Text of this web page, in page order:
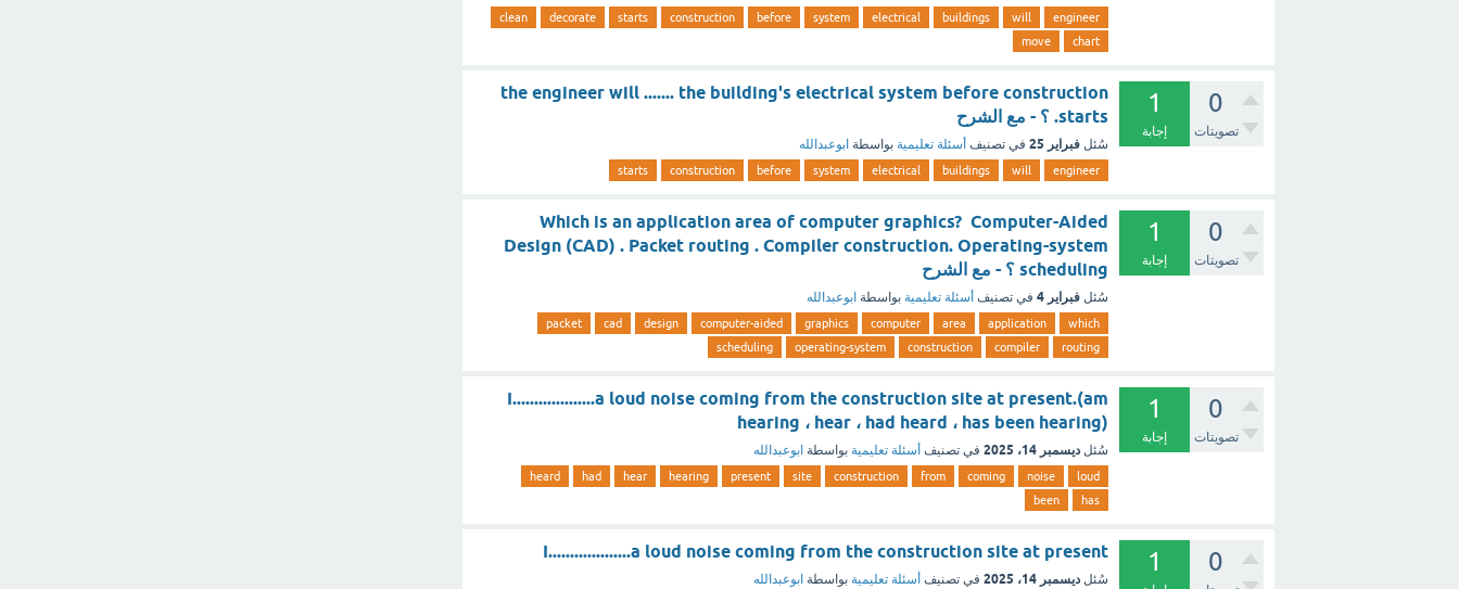
engineer
will
buildings
electrical
system
before
construction
starts
decorate
clean
chart
move
0
تصويتات
1
إجابة
the engineer will ....... the building's electrical system before construction
starts. ؟ - مع الشرح
سُئل فبراير 25 في تصنيف أسئلة تعليمية بواسطة ابوعبدالله
engineer
will
buildings
electrical
system
before
construction
starts
0
تصويتات
1
إجابة
Which is an application area of computer graphics? Computer-Aided
Design (CAD) . Packet routing . Compiler construction. Operating-system
scheduling ؟ - مع الشرح
سُئل فبراير 4 في تصنيف أسئلة تعليمية بواسطة ابوعبدالله
which
application
area
computer
graphics
computer-aided
design
cad
packet
routing
compiler
construction
operating-system
scheduling
0
تصويتات
1
إجابة
I...................a loud noise coming from the construction site at present.(am
hearing ، hear ، had heard ، has been hearing)
سُئل ديسمبر 14، 2025 في تصنيف أسئلة تعليمية بواسطة ابوعبدالله
loud
noise
coming
from
construction
site
present
hearing
hear
had
heard
has
been
0
1
I...................a loud noise coming from the construction site at present
سُئل ديسمبر 14، 2025 في تصنيف أسئلة تعليمية بواسطة ابوعبدالله